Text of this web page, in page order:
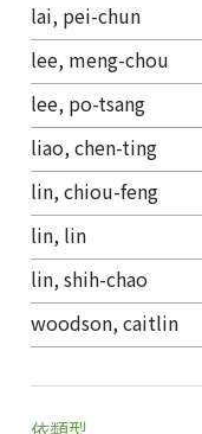
lai, pei-chun
lee, meng-chou
lee, po-tsang
liao, chen-ting
lin, chiou-feng
lin, lin
lin, shih-chao
woodson, caitlin